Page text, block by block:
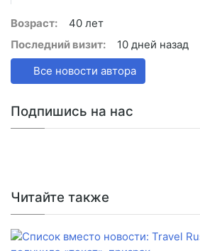
Возраст:
40 лет
Последний визит:
10 дней назад
Все новости автора
Подпишись на нас
Читайте также